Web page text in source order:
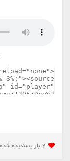
2 بار پسنديده شده است